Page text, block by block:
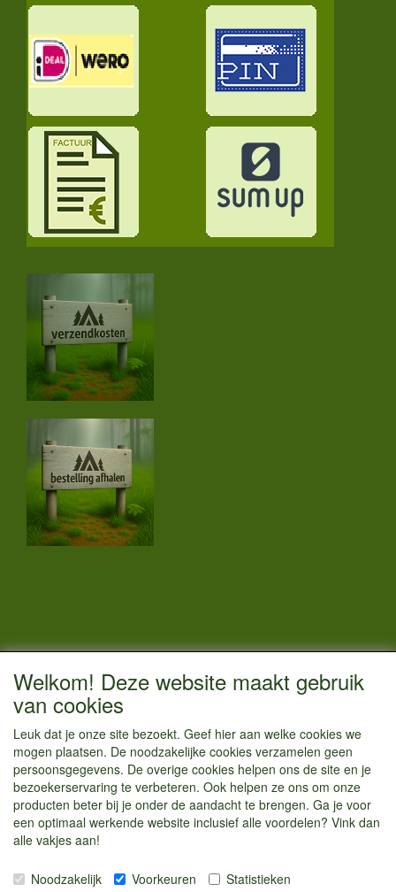
CONTACTGEGEVENS
Vestigingsadres:
Hoofdweg 36
1433 JW Kudelstaart
info@kamperenenzo.nl
Tel : 06 125 82 112
Handelend onder
KvK nummer : 70477329
Welkom! Deze website maakt gebruik
van cookies
Leuk dat je onze site bezoekt. Geef hier aan welke cookies we
mogen plaatsen. De noodzakelijke cookies verzamelen geen
persoonsgegevens. De overige cookies helpen ons de site en je
bezoekerservaring te verbeteren. Ook helpen ze ons om onze
producten beter bij je onder de aandacht te brengen. Ga je voor
een optimaal werkende website inclusief alle voordelen? Vink dan
alle vakjes aan!
Noodzakelijk Voorkeuren Statistieken